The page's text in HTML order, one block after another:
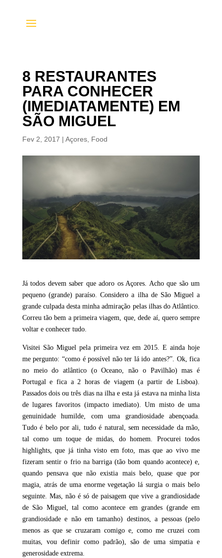
8 RESTAURANTES
PARA CONHECER
(IMEDIATAMENTE) EM
SÃO MIGUEL
Fev 2, 2017 | Açores, Food
Já todos devem saber que adoro os Açores. Acho que são um
pequeno (grande) paraíso. Considero a ilha de São Miguel a
grande culpada desta minha admiração pelas ilhas do Atlântico.
Correu tão bem a primeira viagem, que, dede aí, quero sempre
voltar e conhecer tudo.
Visitei São Miguel pela primeira vez em 2015. E ainda hoje
me pergunto: “como é possível não ter lá ido antes?”. Ok, fica
no meio do atlântico (o Oceano, não o Pavilhão) mas é
Portugal e fica a 2 horas de viagem (a partir de Lisboa).
Passados dois ou três dias na ilha e esta já estava na minha lista
de lugares favoritos (impacto imediato). Um misto de uma
genuinidade humilde, com uma grandiosidade abençoada.
Tudo é belo por ali, tudo é natural, sem necessidade da mão,
tal como um toque de midas, do homem. Procurei todos
highlights, que já tinha visto em foto, mas que ao vivo me
fizeram sentir o frio na barriga (tão bom quando acontece) e,
quando pensava que não existia mais belo, quase que por
magia, atrás de uma enorme vegetação lá surgia o mais belo
seguinte. Mas, não é só de paisagem que vive a grandiosidade
de São Miguel, tal como acontece em grandes (grande em
grandiosidade e não em tamanho) destinos, a pessoas (pelo
menos as que se cruzaram comigo e, como me cruzei com
muitas, vou definir como padrão), são de uma simpatia e
generosidade extrema.